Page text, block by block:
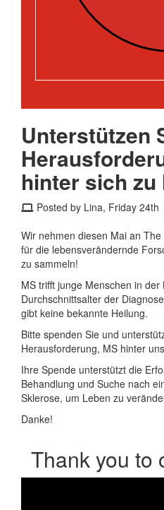
Unterstützen
hinter sich zu
Posted by Lina, Friday 24th
Wir nehmen diesen Mai an
für die lebensverändernde
zu sammeln!
MS trifft junge Menschen in
Durchschnittsalter der
gibt keine bekannte Heilung.
Bitte spenden Sie und
Herausforderung, MS hinter
Ihre Spende unterstützt die
Behandlung und Suche nach
Sklerose, um Leben zu
Danke!
Thank you to